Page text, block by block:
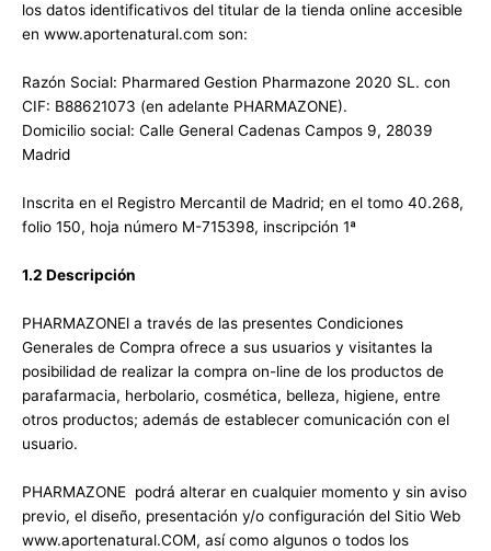
los datos identificativos del titular de la tienda online accesible
en www.aportenatural.com son:
Razón Social: Pharmared Gestion Pharmazone 2020 SL. con
CIF: B88621073 (en adelante PHARMAZONE).
Domicilio social: Calle General Cadenas Campos 9, 28039
Madrid
Inscrita en el Registro Mercantil de Madrid; en el tomo 40.268,
folio 150, hoja número M-715398, inscripción 1ª
1.2 Descripción
PHARMAZONEl a través de las presentes Condiciones
Generales de Compra ofrece a sus usuarios y visitantes la
posibilidad de realizar la compra on-line de los productos de
parafarmacia, herbolario, cosmética, belleza, higiene, entre
otros productos; además de establecer comunicación con el
usuario.
PHARMAZONE podrá alterar en cualquier momento y sin aviso
previo, el diseño, presentación y/o configuración del Sitio Web
www.aportenatural.COM, así como algunos o todos los